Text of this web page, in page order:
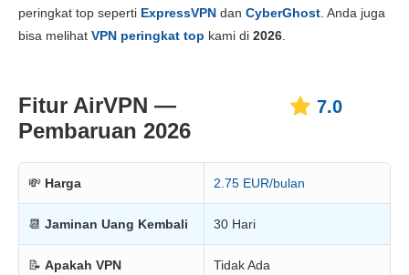
Keandalan & Dukungan 8.2
peringkat top seperti ExpressVPN dan CyberGhost. Anda juga
bisa melihat VPN peringkat top kami di 2026.
Fitur AirVPN —
Pembaruan 2026
7.0
💸 Harga 2.75 EUR/bulan
📆 Jaminan Uang Kembali 30 Hari
📝 Apakah VPN
Tidak Ada